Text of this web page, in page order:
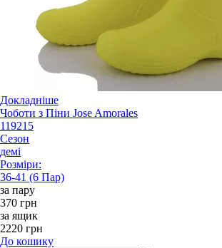
Докладніше
Чоботи з Піни Jose Amorales
119215
Сезон
демі
Розміри:
36-41 (6 Пар)
за пару
370 грн
за ящик
2220 грн
До кошику